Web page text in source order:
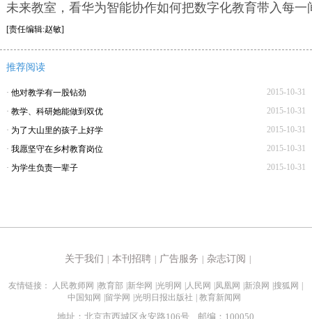
未来教室，看华为智能协作如何把数字化教育带入每一
[责任编辑:赵敏]
推荐阅读
2015-10-31
· 他对教学有一股钻劲
2015-10-31
· 教学、科研她能做到双优
2015-10-31
· 为了大山里的孩子上好学
2015-10-31
· 我愿坚守在乡村教育岗位
2015-10-31
· 为学生负责一辈子
关于我们 本刊招聘 广告服务 杂志订阅
友情链接： 人民教师网 |教育部 新华网 |光明网 人民网 凤凰网 新浪网 |搜狐网
中国知网
留学网 |光明日报出版社 |教育新闻网
地址：北京市西城区永安路106号 邮编：100050